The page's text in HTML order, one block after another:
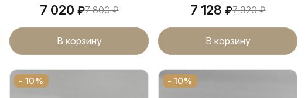
7 020 ₽7 800₽
В корзину
7 128 ₽7 920₽
В корзину
- 10% - 10%